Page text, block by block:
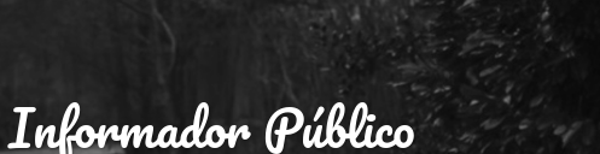
Informador Público